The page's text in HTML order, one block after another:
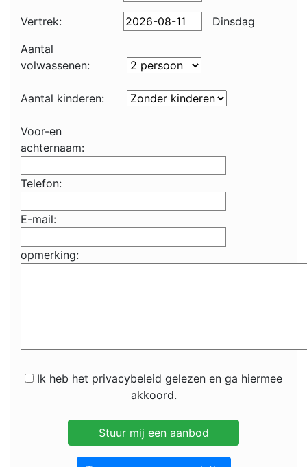
Vertrek:
Dinsdag
Aantal
volwassenen:
Aantal kinderen:
Voor-en
achternaam:
Telefon:
E-mail:
opmerking:
Ik heb het privacybeleid gelezen en ga hiermee
akkoord.